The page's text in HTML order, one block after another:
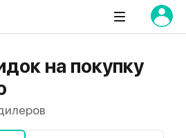
на покупку